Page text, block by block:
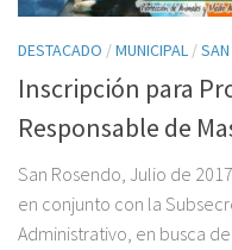
DESTACADO /MUNICIPAL /
Inscripción para
Responsable de
San Rosendo, Julio de
en conjunto con la
Administrativo, en busca